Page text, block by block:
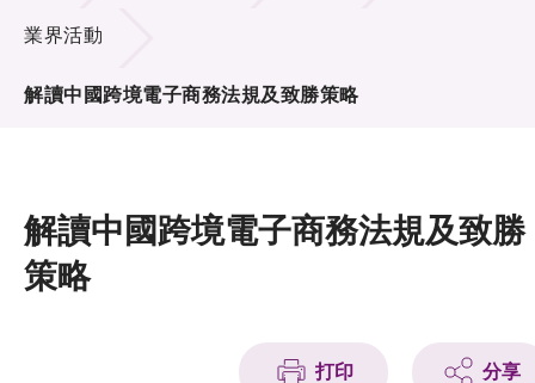
項目及資助計劃
業界活動
解讀中國跨境電子商務法規及致勝策略
解讀中國跨境電子商務法規及致勝
策略
打印 分享